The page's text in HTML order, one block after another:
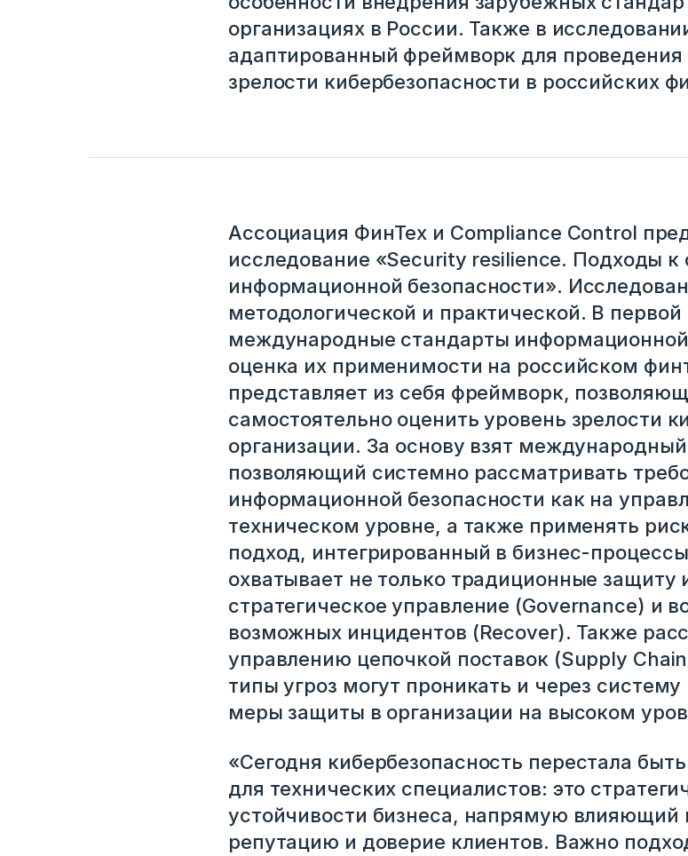
организациях в России. Также в
адаптированный фреймворк для проведения
зрелости кибербезопасности в российских
Ассоциация ФинТех и Compliance Control
исследование «Security resilience. Подходы к
информационной безопасности».
методологической и практической. В
международные стандарты информационной
оценка их применимости на российском
представляет из себя фреймворк,
самостоятельно оценить уровень зрелости
организации. За основу взят международный
позволяющий системно рассматривать
информационной безопасности как на
техническом уровне, а также применять
подход, интегрированный в бизнес-
охватывает не только традиционные защиту
стратегическое управление (Governance) и
возможных инцидентов (Recover). Также
управлению цепочкой поставок (Supply
типы угроз могут проникать и через
меры защиты в организации на высоком
«Сегодня кибербезопасность перестала
для технических специалистов: это
устойчивости бизнеса, напрямую влияющий
репутацию и доверие клиентов. Важно